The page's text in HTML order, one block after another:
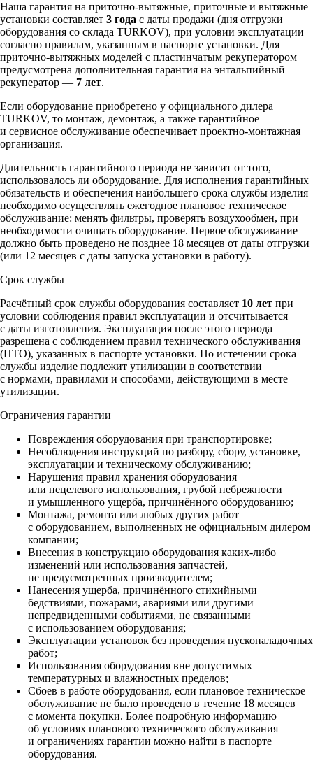
Наша гарантия на приточно-вытяжные, приточные и вытяжные
установки составляет 3 года с даты продажи (дня отгрузки
оборудования со склада TURKOV), при условии эксплуатации
согласно правилам, указанным в паспорте установки. Для
приточно-вытяжных моделей с пластинчатым рекуператором
предусмотрена дополнительная гарантия на энтальпийный
рекуператор — 7 лет.
Если оборудование приобретено у официального дилера
TURKOV, то монтаж, демонтаж, а также гарантийное
и сервисное обслуживание обеспечивает проектно-монтажная
организация.
Длительность гарантийного периода не зависит от того,
использовалось ли оборудование. Для исполнения гарантийных
обязательств и обеспечения наибольшего срока службы изделия
необходимо осуществлять ежегодное плановое техническое
обслуживание: менять фильтры, проверять воздухообмен, при
необходимости очищать оборудование. Первое обслуживание
должно быть проведено не позднее 18 месяцев от даты отгрузки
(или 12 месяцев с даты запуска установки в работу).
Срок службы
Расчётный срок службы оборудования составляет 10 лет при
условии соблюдения правил эксплуатации и отсчитывается
с даты изготовления. Эксплуатация после этого периода
разрешена с соблюдением правил технического обслуживания
(ПТО), указанных в паспорте установки. По истечении срока
службы изделие подлежит утилизации в соответствии
с нормами, правилами и способами, действующими в месте
утилизации.
Ограничения гарантии
Повреждения оборудования при транспортировке;
Несоблюдения инструкций по разбору, сбору, установке,
эксплуатации и техническому обслуживанию;
Нарушения правил хранения оборудования
или нецелевого использования, грубой небрежности
и умышленного ущерба, причинённого оборудованию;
Монтажа, ремонта или любых других работ
с оборудованием, выполненных не официальным дилером
компании;
Внесения в конструкцию оборудования каких‑либо
изменений или использования запчастей,
не предусмотренных производителем;
Нанесения ущерба, причинённого стихийными
бедствиями, пожарами, авариями или другими
непредвиденными событиями, не связанными
с использованием оборудования;
Эксплуатации установок без проведения пусконаладочных
работ;
Использования оборудования вне допустимых
температурных и влажностных пределов;
Сбоев в работе оборудования, если плановое техническое
обслуживание не было проведено в течение 18 месяцев
с момента покупки. Более подробную информацию
об условиях планового технического обслуживания
и ограничениях гарантии можно найти в паспорте
оборудования.